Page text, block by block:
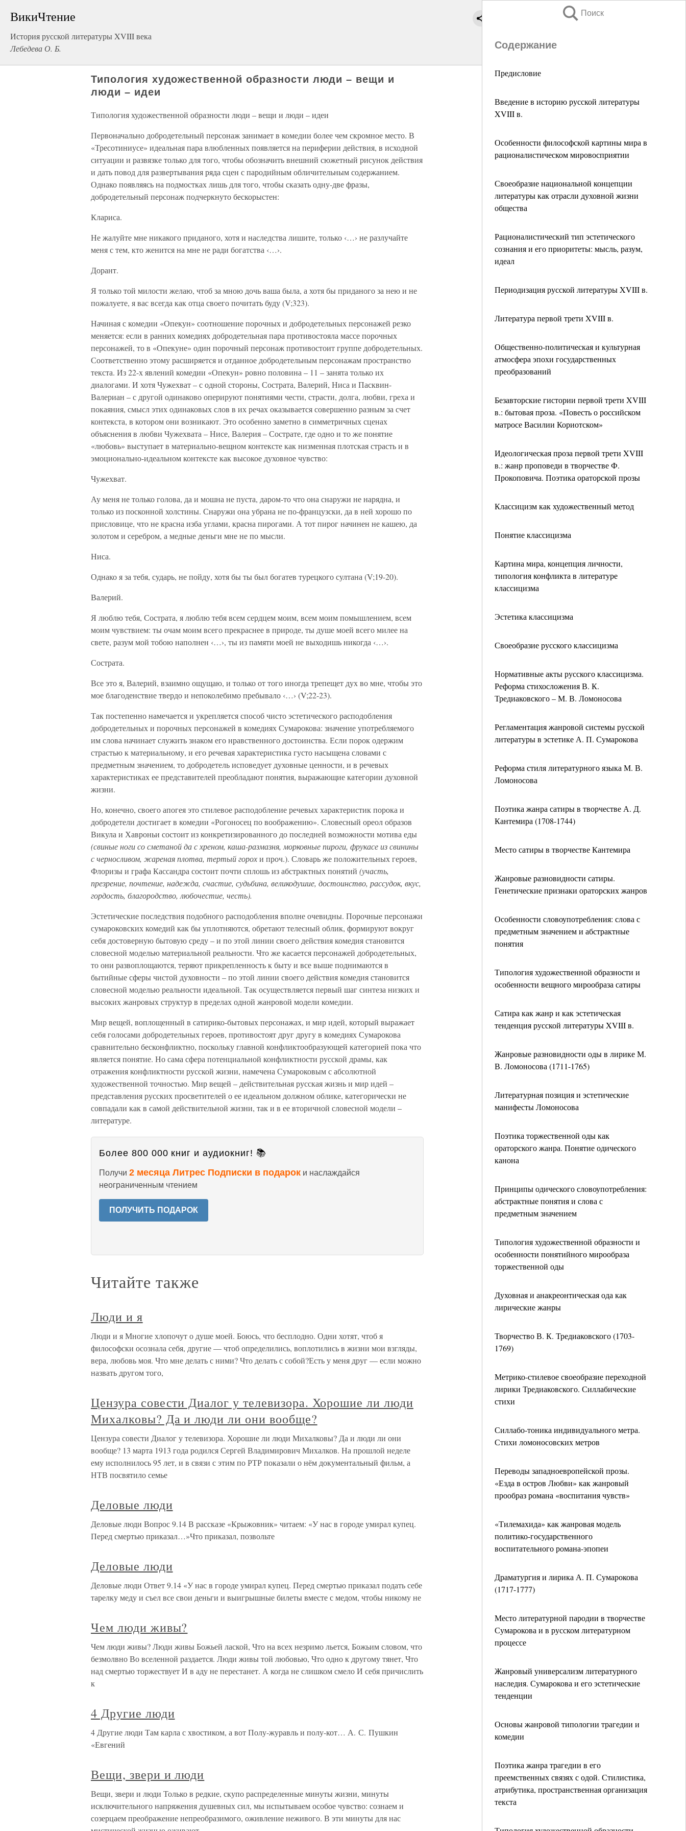
ВикиЧтение
История русской литературы XVIII века
Лебедева О. Б.
Поиск
Содержание
Предисловие
Введение в историю русской литературы
XVIII в.
Особенности философской картины мира в
рационалистическом мировосприятии
Своеобразие национальной концепции
литературы как отрасли духовной жизни
общества
Рационалистический тип эстетического
сознания и его приоритеты: мысль, разум,
идеал
Периодизация русской литературы XVIII в.
Литература первой трети XVIII в.
Общественно-политическая и культурная
атмосфера эпохи государственных
преобразований
Безавторские гистории первой трети XVIII
в.: бытовая проза. «Повесть о российском
матросе Василии Кориотском»
Идеологическая проза первой трети XVIII
в.: жанр проповеди в творчестве Ф.
Прокоповича. Поэтика ораторской прозы
Классицизм как художественный метод
Понятие классицизма
Картина мира, концепция личности,
типология конфликта в литературе
классицизма
Эстетика классицизма
Своеобразие русского классицизма
Нормативные акты русского классицизма.
Реформа стихосложения В. К.
Тредиаковского – М. В. Ломоносова
Регламентация жанровой системы русской
литературы в эстетике А. П. Сумарокова
Реформа стиля литературного языка М. В.
Ломоносова
Поэтика жанра сатиры в творчестве А. Д.
Кантемира (1708-1744)
Место сатиры в творчестве Кантемира
Жанровые разновидности сатиры.
Генетические признаки ораторских жанров
Особенности словоупотребления: слова с
предметным значением и абстрактные
понятия
Типология художественной образности и
особенности вещного мирообраза сатиры
Сатира как жанр и как эстетическая
тенденция русской литературы XVIII в.
Жанровые разновидности оды в лирике М.
В. Ломоносова (1711-1765)
Литературная позиция и эстетические
манифесты Ломоносова
Поэтика торжественной оды как
ораторского жанра. Понятие одического
канона
Принципы одического словоупотребления:
абстрактные понятия и слова с
предметным значением
Типология художественной образности и
особенности понятийного мирообраза
торжественной оды
Духовная и анакреонтическая ода как
лирические жанры
Творчество В. К. Тредиаковского (1703-
1769)
Метрико-стилевое своеобразие переходной
лирики Тредиаковского. Силлабические
стихи
Силлабо-тоника индивидуального метра.
Стихи ломоносовских метров
Переводы западноевропейской прозы.
«Езда в остров Любви» как жанровый
прообраз романа «воспитания чувств»
«Тилемахида» как жанровая модель
политико-государственного
воспитательного романа-эпопеи
Драматургия и лирика А. П. Сумарокова
(1717-1777)
Место литературной пародии в творчестве
Сумарокова и в русском литературном
процессе
Жанровый универсализм литературного
наследия. Сумарокова и его эстетические
тенденции
Основы жанровой типологии трагедии и
комедии
Поэтика жанра трагедии в его
преемственных связях с одой. Стилистика,
атрибутика, пространственная организация
текста
Типология художественной образности люди – вещи и
люди – идеи
Типология художественной образности люди – вещи и люди – идеи
Первоначально добродетельный персонаж занимает в комедии более чем скромное место. В
«Тресотиниусе» идеальная пара влюбленных появляется на периферии действия, в исходной
ситуации и развязке только для того, чтобы обозначить внешний сюжетный рисунок действия
и дать повод для развертывания ряда сцен с пародийным обличительным содержанием.
Однако появляясь на подмостках лишь для того, чтобы сказать одну-две фразы,
добродетельный персонаж подчеркнуто бескорыстен:
Клариса.
Не жалуйте мне никакого приданого, хотя и наследства лишите, только ‹…› не разлучайте
меня с тем, кто женится на мне не ради богатства ‹…›.
Дорант.
Я только той милости желаю, чтоб за мною дочь ваша была, а хотя бы приданого за нею и не
пожалуете, я вас всегда как отца своего почитать буду (V;323).
Начиная с комедии «Опекун» соотношение порочных и добродетельных персонажей резко
меняется: если в ранних комедиях добродетельная пара противостояла массе порочных
персонажей, то в «Опекуне» один порочный персонаж противостоит группе добродетельных.
Соответственно этому расширяется и отданное добродетельным персонажам пространство
текста. Из 22-х явлений комедии «Опекун» ровно половина – 11 – занята только их
диалогами. И хотя Чужехват – с одной стороны, Сострата, Валерий, Ниса и Пасквин-
Валериан – с другой одинаково оперируют понятиями чести, страсти, долга, любви, греха и
покаяния, смысл этих одинаковых слов в их речах оказывается совершенно разным за счет
контекста, в котором они возникают. Это особенно заметно в симметричных сценах
объяснения в любви Чужехвата – Нисе, Валерия – Сострате, где одно и то же понятие
«любовь» выступает в материально-вещном контексте как низменная плотская страсть и в
эмоционально-идеальном контексте как высокое духовное чувство:
Чужехват.
Ау меня не только голова, да и мошна не пуста, даром-то что она снаружи не нарядна, и
только из посконной холстины. Снаружи она убрана не по-французски, да в ней хорошо по
присловице, что не красна изба углами, красна пирогами. А тот пирог начинен не кашею, да
золотом и серебром, а медные деньги мне не по мысли.
Ниса.
Однако я за тебя, сударь, не пойду, хотя бы ты был богатев турецкого султана (V;19-20).
Валерий.
Я люблю тебя, Сострата, я люблю тебя всем сердцем моим, всем моим помышлением, всем
моим чувствием: ты очам моим всего прекраснее в природе, ты душе моей всего милее на
свете, разум мой тобою наполнен ‹…›, ты из памяти моей не выходишь никогда ‹…›.
Сострата.
Все это я, Валерий, взаимно ощущаю, и только от того иногда трепещет дух во мне, чтобы это
мое благоденствие твердо и непоколебимо пребывало ‹…› (V;22-23).
Так постепенно намечается и укрепляется способ чисто эстетического расподобления
добродетельных и порочных персонажей в комедиях Сумарокова: значение употребляемого
им слова начинает служить знаком его нравственного достоинства. Если порок одержим
страстью к материальному, и его речевая характеристика густо насыщена словами с
предметным значением, то добродетель исповедует духовные ценности, и в речевых
характеристиках ее представителей преобладают понятия, выражающие категории духовной
жизни.
Но, конечно, своего апогея это стилевое расподобление речевых характеристик порока и
добродетели достигает в комедии «Рогоносец по воображению». Словесный ореол образов
Викула и Хавроньи состоит из конкретизированного до последней возможности мотива еды
(свиные ноги со сметаной да с хреном, каша-размазня, морковные пироги, фрукасе из свинины
с черносливом, жареная плотва, тертый горохи проч.). Словарь же положительных героев,
Флоризы и графа Кассандра состоит почти сплошь из абстрактных понятий (участь,
презрение, почтение, надежда, счастие, судьбина, великодушие, достоинство, рассудок, вкус,
гордость, благородство, любочестие, честь).
Эстетические последствия подобного расподобления вполне очевидны. Порочные персонажи
сумароковских комедий как бы уплотняются, обретают телесный облик, формируют вокруг
себя достоверную бытовую среду – и по этой линии своего действия комедия становится
словесной моделью материальной реальности. Что же касается персонажей добродетельных,
то они развоплощаются, теряют прикрепленность к быту и все выше поднимаются в
бытийные сферы чистой духовности – по этой линии своего действия комедия становится
словесной моделью реальности идеальной. Так осуществляется первый шаг синтеза низких и
высоких жанровых структур в пределах одной жанровой модели комедии.
Мир вещей, воплощенный в сатирико-бытовых персонажах, и мир идей, который выражает
себя голосами добродетельных героев, противостоят друг другу в комедиях Сумарокова
сравнительно бесконфликтно, поскольку главной конфликтообразующей категорией пока что
является понятие. Но сама сфера потенциальной конфликтности русской драмы, как
отражения конфликтности русской жизни, намечена Сумароковым с абсолютной
художественной точностью. Мир вещей – действительная русская жизнь и мир идей –
представления русских просветителей о ее идеальном должном облике, категорически не
совпадали как в самой действительной жизни, так и в ее вторичной словесной модели –
литературе.
Более 800 000 книг и аудиокниг! 📚
Получи 2 месяца Литрес Подписки в подарок и наслаждайся
неограниченным чтением
ПОЛУЧИТЬ ПОДАРОК
Читайте также
Люди и я
Люди и я Многие хлопочут о душе моей. Боюсь, что бесплодно. Одни хотят, чтоб я
философски осознала себя, другие — чтоб определились, воплотились в жизни мои взгляды,
вера, любовь моя. Что мне делать с ними? Что делать с собой?Есть у меня друг — если можно
назвать другом того,
Цензура совести Диалог у телевизора. Хорошие ли люди
Михалковы? Да и люди ли они вообще?
Цензура совести Диалог у телевизора. Хорошие ли люди Михалковы? Да и люди ли они
вообще? 13 марта 1913 года родился Сергей Владимирович Михалков. На прошлой неделе
ему исполнилось 95 лет, и в связи с этим по РТР показали о нём документальный фильм, а
НТВ посвятило семье
Деловые люди
Деловые люди Вопрос 9.14 В рассказе «Крыжовник» читаем: «У нас в городе умирал купец.
Перед смертью приказал…»Что приказал, позвольте
Деловые люди
Деловые люди Ответ 9.14 «У нас в городе умирал купец. Перед смертью приказал подать себе
тарелку меду и съел все свои деньги и выигрышные билеты вместе с медом, чтобы никому не
Чем люди живы?
Чем люди живы? Люди живы Божьей лаской, Что на всех незримо льется, Божьим словом, что
безмолвно Во вселенной раздается. Люди живы той любовью, Что одно к другому тянет, Что
над смертью торжествует И в аду не перестанет. А когда не слишком смело И себя причислить
к
4 Другие люди
4 Другие люди Там карла с хвостиком, а вот Полу-журавль и полу-кот… А. С. Пушкин
«Евгений
Вещи, звери и люди
Вещи, звери и люди Только в редкие, скупо распределенные минуты жизни, минуты
исключительного напряжения душевных сил, мы испытываем особое чувство: сознаем и
созерцаем преображение непреобразимого, оживление неживого. В эти минуты для нас